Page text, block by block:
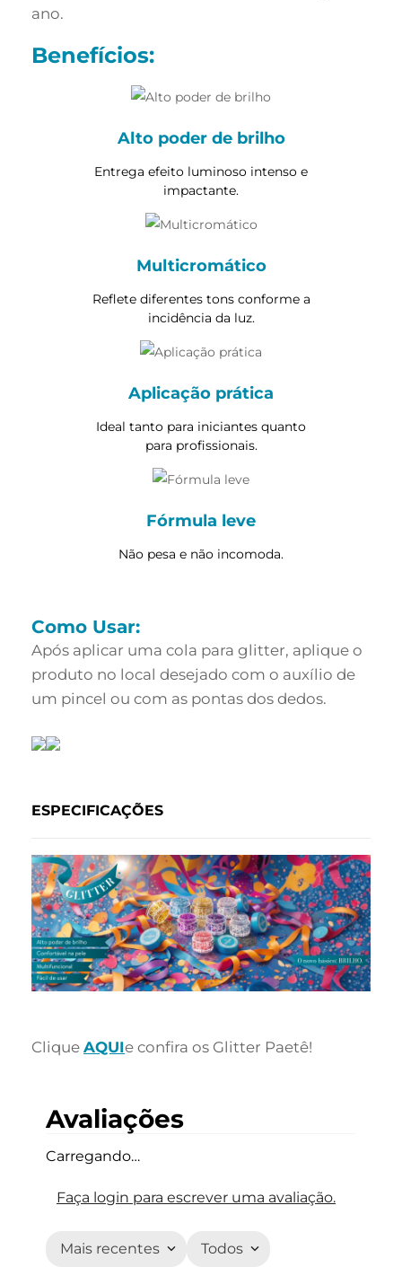
ano.
Benefícios:
Alto poder de brilho
Entrega efeito luminoso intenso e
impactante.
Multicromático
Reflete diferentes tons conforme a
incidência da luz.
Aplicação prática
Ideal tanto para iniciantes quanto
para profissionais.
Fórmula leve
Não pesa e não incomoda.
Como Usar:
Após aplicar uma cola para glitter, aplique o
produto no local desejado com o auxílio de
um pincel ou com as pontas dos dedos.
ESPECIFICAÇÕES
Clique AQUIe confira os Glitter Paetê!
Avaliações
Carregando…
Faça login para escrever uma avaliação.
Mais recentes Todos